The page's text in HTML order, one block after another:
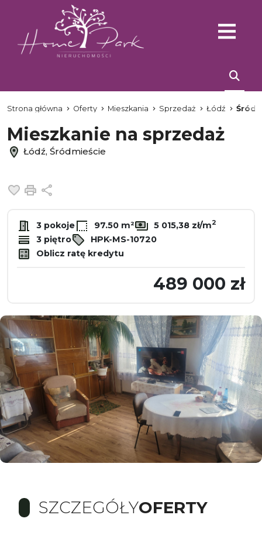
Strona główna Oferty Mieszkania Sprzedaż Łódź
Mieszkanie na sprzedaż
Łódź, Śródmieście
Dodaj do ulubionych
Drukuj
3 pokoje 97.50 m² 5 015,38 zł/m2
3 piętro
HPK-MS-10720
Oblicz ratę kredytu
489 000 zł
SZCZEGÓŁYOFERTY